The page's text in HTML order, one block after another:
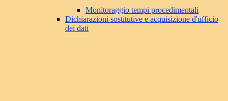
Monitoraggio tempi procedimentali
Dichiarazioni sostitutive e acquisizione d'ufficio
dei dati